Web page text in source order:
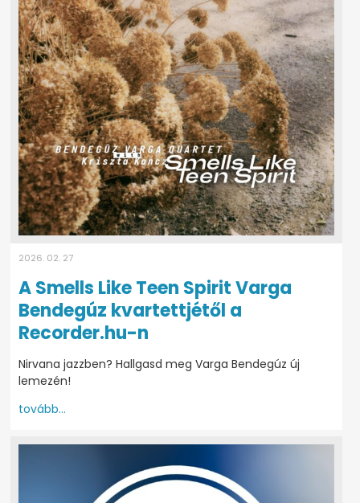
2026. 02. 27
A Smells Like Teen Spirit Varga
Bendegúz kvartettjétől a
Recorder.hu-n
Nirvana jazzben? Hallgasd meg Varga Bendegúz új
lemezén!
tovább...